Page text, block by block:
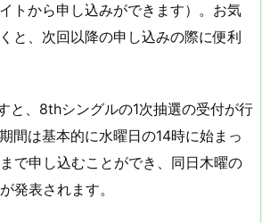
トから申し込みができます）。お気
と、次回以降の申し込みの際に便利
と、8thシングルの1次抽選の受付が行
間は基本的に水曜日の14時に始まっ
で申し込むことができ、同日木曜の
発表されます。